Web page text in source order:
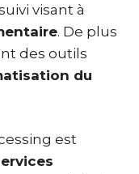
visant à
. De plus
des outils
du
est